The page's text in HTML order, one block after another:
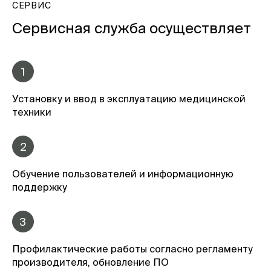
СЕРВИС
Сервисная служба осуществляет
1
Установку и ввод в эксплуатацию медицинской
техники
2
Обучение пользователей и информационную
поддержку
3
Профилактические работы согласно регламенту
производителя, обновление ПО